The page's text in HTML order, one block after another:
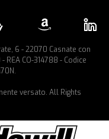
6 - 22070 Casnate con
REA CO-314788 - Codice
versato. All Rights